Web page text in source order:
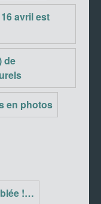
avril est
de
en photos
!…